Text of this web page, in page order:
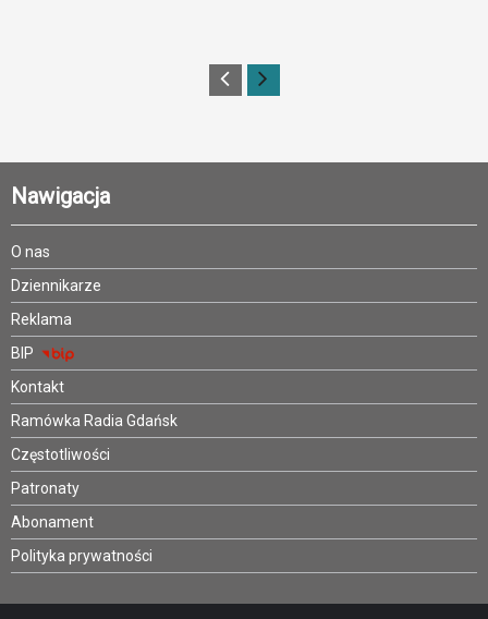
Nawigacja
O nas
Dziennikarze
Reklama
BIP
Kontakt
Ramówka Radia Gdańsk
Częstotliwości
Patronaty
Abonament
Polityka prywatności